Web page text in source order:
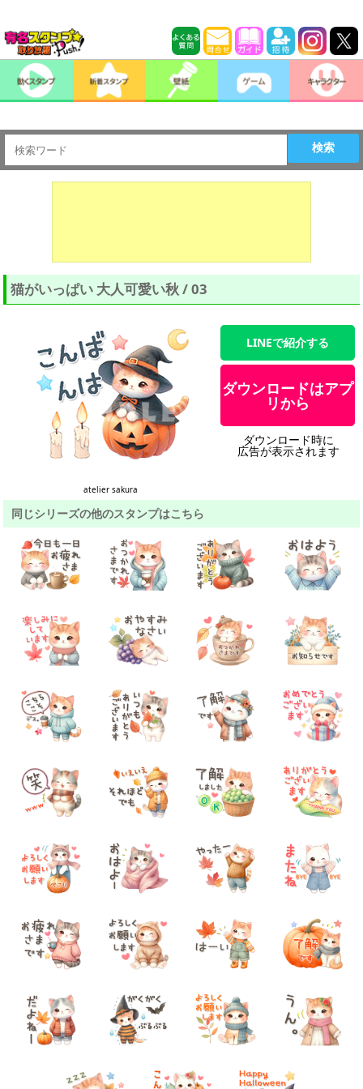
検索
猫がいっぱい 大人可愛い秋 / 03
atelier sakura
LINEで紹介する
ダウンロードはアプ
リから
ダウンロード時に
広告が表示されます
同じシリーズの他のスタンプはこちら